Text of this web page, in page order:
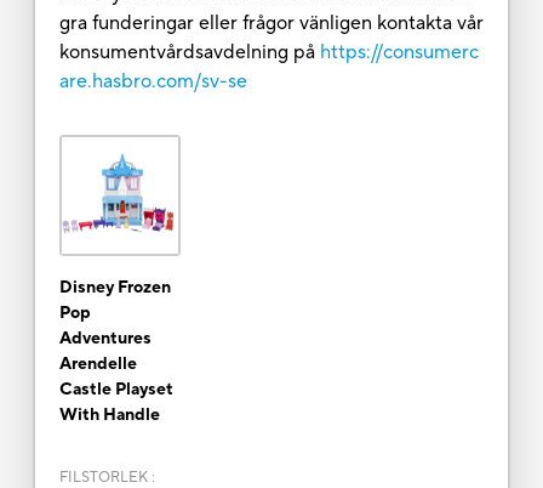
gra funderingar eller frågor vänligen kontakta vår
konsumentvårdsavdelning på https://consumerc
are.hasbro.com/sv-se
Disney Frozen
Pop
Adventures
Arendelle
Castle Playset
With Handle
FILSTORLEK: